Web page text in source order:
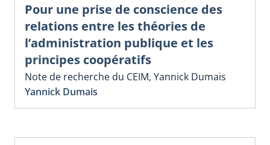
Pour une prise de conscience des
relations entre les théories de
l’administration publique et les
principes coopératifs
Note de recherche du CEIM, Yannick Dumais
Yannick Dumais